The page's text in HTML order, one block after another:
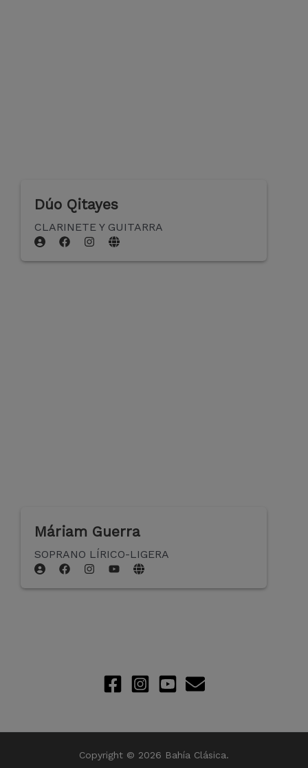
Dúo Qitayes
CLARINETE Y GUITARRA
Máriam Guerra
SOPRANO LÍRICO-LIGERA
Copyright © 2026 Bahía Clásica.